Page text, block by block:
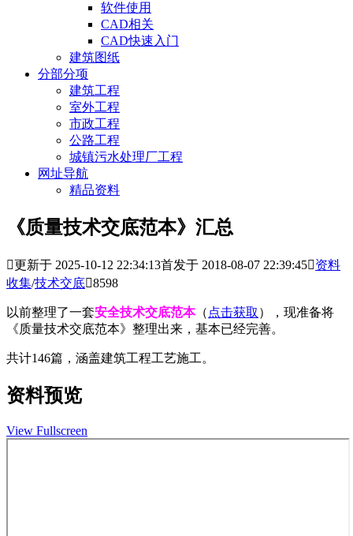
软件使用
CAD相关
CAD快速入门
建筑图纸
分部分项
建筑工程
室外工程
市政工程
公路工程
城镇污水处理厂工程
网址导航
精品资料
《质量技术交底范本》汇总
更新于 2025-10-12 22:34:13首发于 2018-08-07 22:39:45资料
收集/技术交底8598
以前整理了一套安全技术交底范本（ 点击获取 ），现准备将
《质量技术交底范本》整理出来，基本已经完善。
共计146篇，涵盖建筑工程工艺施工。
资料预览
View Fullscreen